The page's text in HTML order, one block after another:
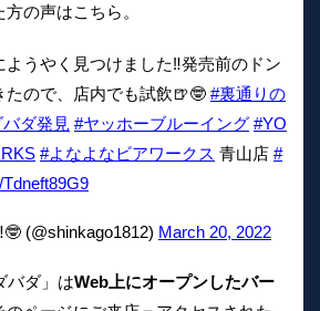
の声はこちら。
ようやく見つけました‼︎発売前のドン
たので、店内でも試飲🍺🤓 #裏通りの
ダ発見 #ヤッホーブルーイング #YO
#よなよなビアワークス 青山店 #
(@shinkago1812) March 20, 2022
バダ」はWeb上にオープンしたバー